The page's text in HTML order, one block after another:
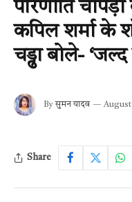
परिणीति
कपिल शर्मा के
चड्ढा बोले-
By सुमन यादव August
Share